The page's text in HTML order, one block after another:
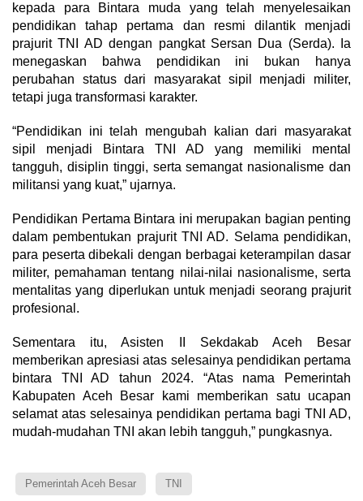
kepada para Bintara muda yang telah menyelesaikan
pendidikan tahap pertama dan resmi dilantik menjadi
prajurit TNI AD dengan pangkat Sersan Dua (Serda). Ia
menegaskan bahwa pendidikan ini bukan hanya
perubahan status dari masyarakat sipil menjadi militer,
tetapi juga transformasi karakter.
“Pendidikan ini telah mengubah kalian dari masyarakat
sipil menjadi Bintara TNI AD yang memiliki mental
tangguh, disiplin tinggi, serta semangat nasionalisme dan
militansi yang kuat,” ujarnya.
Pendidikan Pertama Bintara ini merupakan bagian penting
dalam pembentukan prajurit TNI AD. Selama pendidikan,
para peserta dibekali dengan berbagai keterampilan dasar
militer, pemahaman tentang nilai-nilai nasionalisme, serta
mentalitas yang diperlukan untuk menjadi seorang prajurit
profesional.
Sementara itu, Asisten II Sekdakab Aceh Besar
memberikan apresiasi atas selesainya pendidikan pertama
bintara TNI AD tahun 2024. “Atas nama Pemerintah
Kabupaten Aceh Besar kami memberikan satu ucapan
selamat atas selesainya pendidikan pertama bagi TNI AD,
mudah-mudahan TNI akan lebih tangguh,” pungkasnya.
Pemerintah Aceh Besar TNI